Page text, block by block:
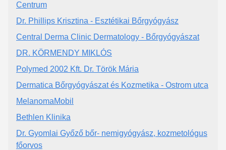
Centrum
Dr. Phillips Krisztina - Esztétikai Bőrgyógyász
Central Derma Clinic Dermatology - Bőrgyógyászat
DR. KÖRMENDY MIKLÓS
Polymed 2002 Kft. Dr. Török Mária
Dermatica Bőrgyógyászat és Kozmetika - Ostrom utca
MelanomaMobil
Bethlen Klinika
Dr. Gyomlai Győző bőr- nemigyógyász, kozmetológus
főorvos